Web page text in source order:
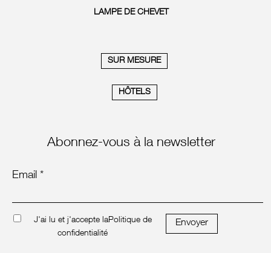
LAMPE DE CHEVET
SUR MESURE
HÔTELS
Abonnez-vous à la newsletter
Email *
J'ai lu et j'accepte laPolitique de
confidentialité
Envoyer